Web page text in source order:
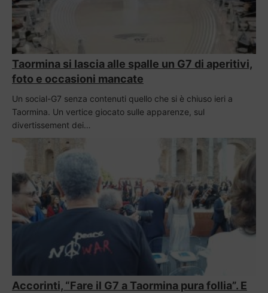
Taormina si lascia alle spalle un G7 di aperitivi,
foto e occasioni mancate
Un social-G7 senza contenuti quello che si è chiuso ieri a
Taormina. Un vertice giocato sulle apparenze, sul
divertissement dei…
Accorinti, “Fare il G7 a Taormina pura follia”. E